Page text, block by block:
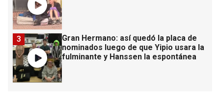
Gran Hermano: así quedó la placa de
nominados luego de que Yipio usara la
fulminante y Hanssen la espontánea
3